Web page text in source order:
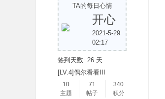
TA的每日心情
开心
2021-5-29
02:17
签到天数: 26 天
[LV.4]偶尔看看III
10
主题
71
帖子
340
积分